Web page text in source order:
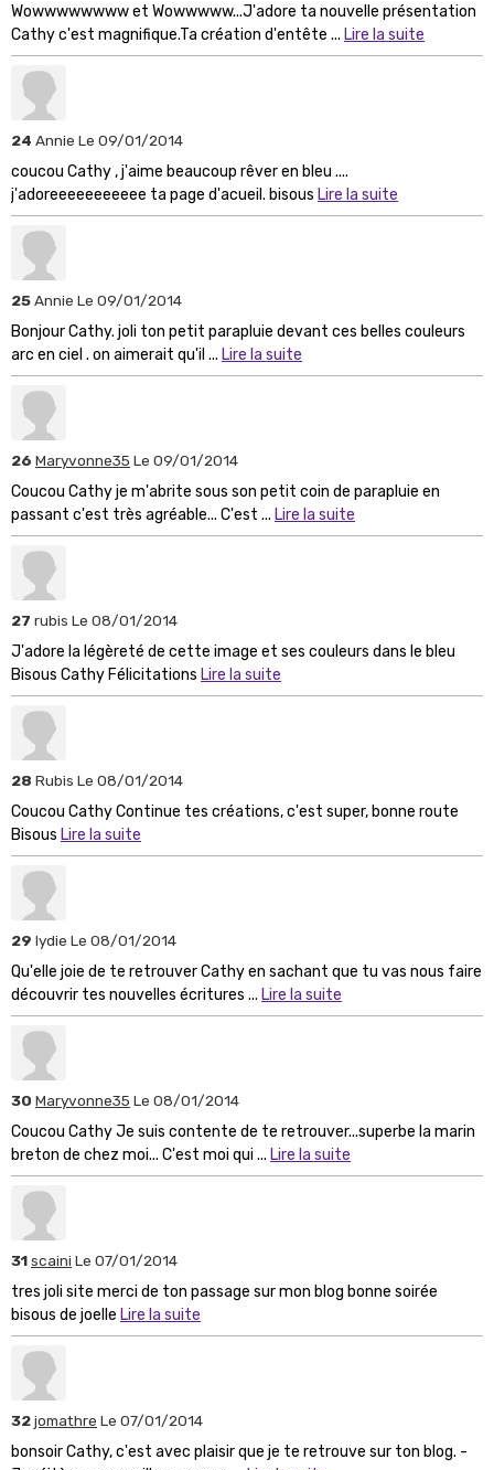
Wowwwwwwww et Wowwwww...J'adore ta nouvelle présentation
Cathy c'est magnifique.Ta création d'entête ... Lire la suite
24 Annie Le 09/01/2014
coucou Cathy , j'aime beaucoup rêver en bleu ....
j'adoreeeeeeeeeee ta page d'acueil. bisous Lire la suite
25Annie Le 09/01/2014
Bonjour Cathy. joli ton petit parapluie devant ces belles couleurs
arc en ciel . on aimerait qu'il ... Lire la suite
26 Maryvonne35 Le 09/01/2014
Coucou Cathy je m'abrite sous son petit coin de parapluie en
passant c'est très agréable... C'est ... Lire la suite
27 rubis Le 08/01/2014
J'adore la légèreté de cette image et ses couleurs dans le bleu
Bisous Cathy Félicitations Lire la suite
28 Rubis Le 08/01/2014
Coucou Cathy Continue tes créations, c'est super, bonne route
Bisous Lire la suite
29 lydie Le 08/01/2014
Qu'elle joie de te retrouver Cathy en sachant que tu vas nous faire
découvrir tes nouvelles écritures ... Lire la suite
30 Maryvonne35 Le 08/01/2014
Coucou Cathy Je suis contente de te retrouver...superbe la marin
breton de chez moi... C'est moi qui ... Lire la suite
31scaini Le 07/01/2014
tres joli site merci de ton passage sur mon blog bonne soirée
bisous de joelle Lire la suite
32jomathre Le 07/01/2014
bonsoir Cathy, c'est avec plaisir que je te retrouve sur ton blog. -